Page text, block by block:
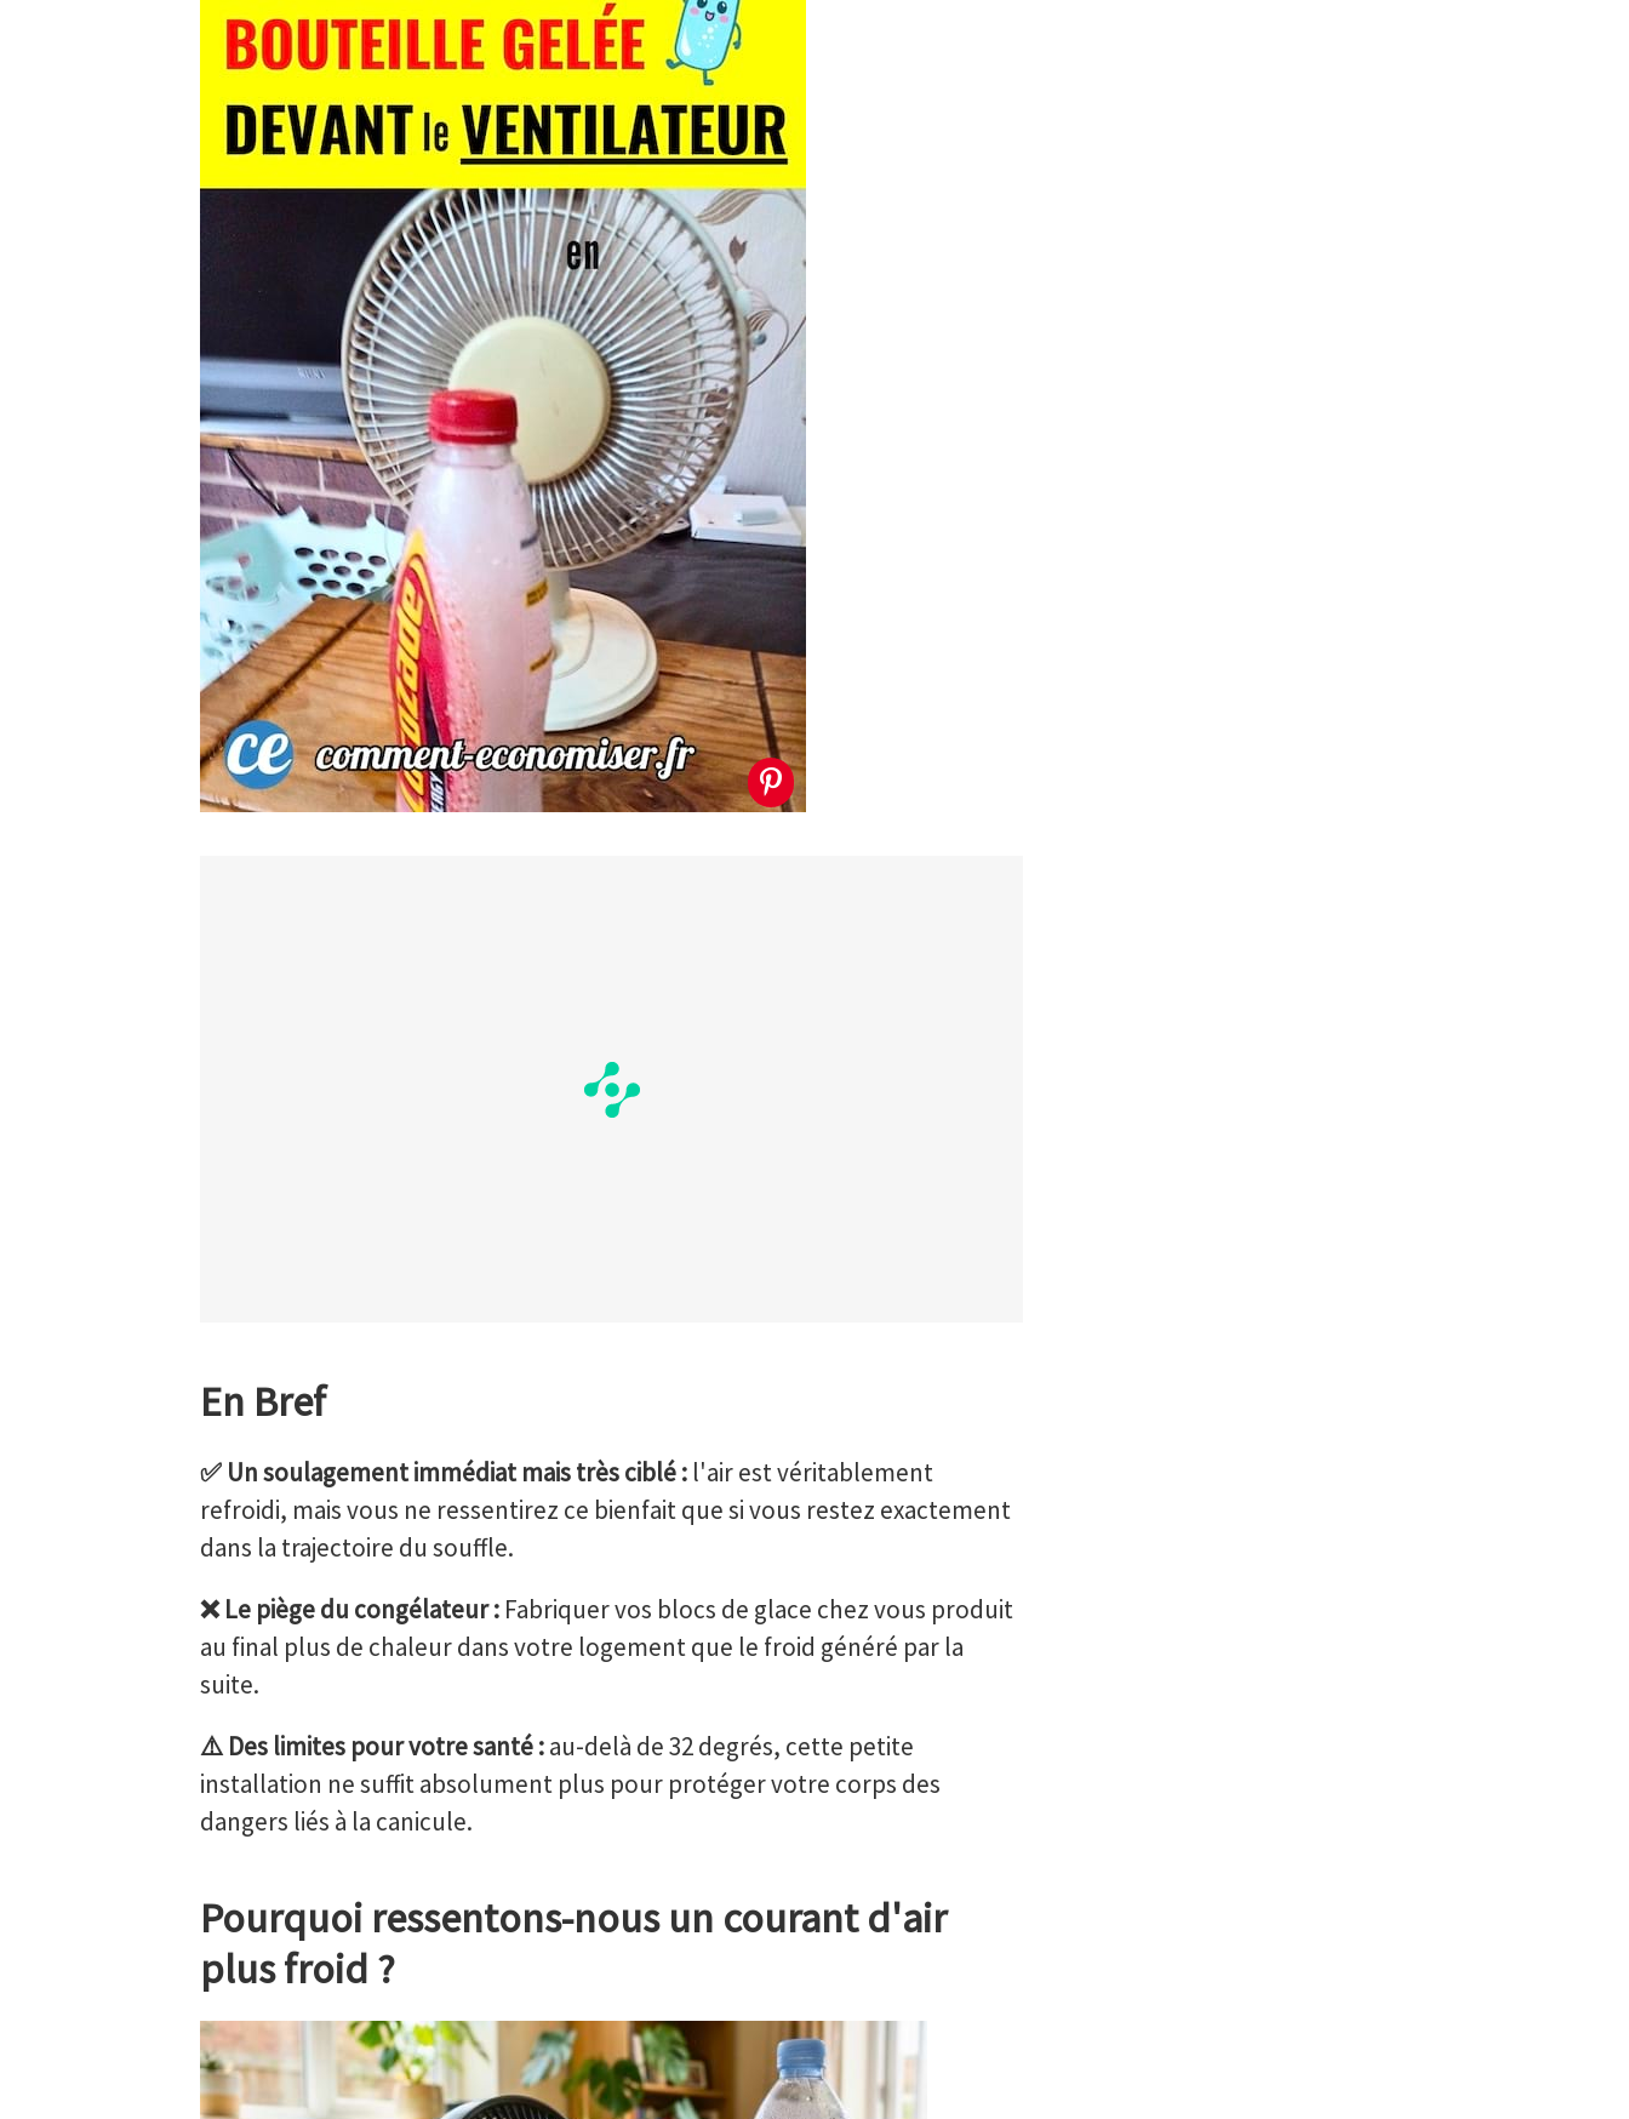
En Bref
✅ Un soulagement immédiat mais très ciblé :l'air est véritablement
refroidi, mais vous ne ressentirez ce bienfait que si vous restez exactement
dans la trajectoire du souffle.
❌ Le piège du congélateur :Fabriquer vos blocs de glace chez vous produit
au final plus de chaleur dans votre logement que le froid généré par la
suite.
⚠️ Des limites pour votre santé :au-delà de 32 degrés, cette petite
installation ne suffit absolument plus pour protéger votre corps des
dangers liés à la canicule.
Pourquoi ressentons-nous un courant d'air
plus froid ?